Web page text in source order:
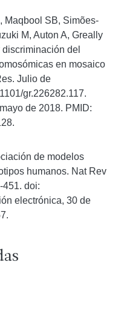
Maqbool SB, Simões-
M, Auton A, Greally
del
en mosaico
Julio de
gr.226282.117.
de 2018. PMID:
de modelos
humanos. Nat Rev
451. doi:
electrónica, 30 de